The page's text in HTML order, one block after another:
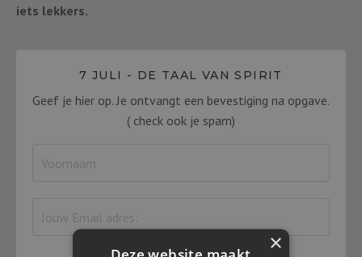
iets lekkers.
7 JULI - DE TAAL VAN SPIRIT
Geef je hier op. Je ontvangt een bevestiging na opgave.
( check ook je spam)
×